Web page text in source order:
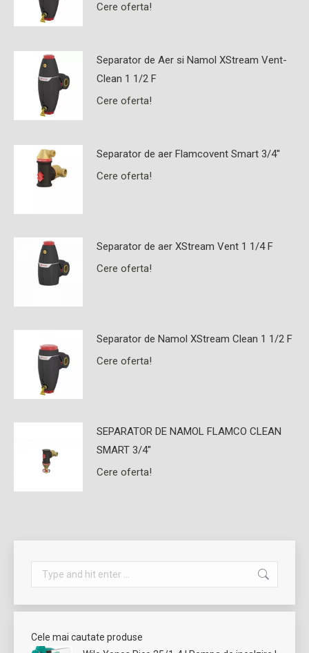
Cere oferta!
Separator de Aer si Namol XStream Vent-
Clean 1 1/2 F
Cere oferta!
Separator de aer Flamcovent Smart 3/4''
Cere oferta!
Separator de aer XStream Vent 1 1/4 F
Cere oferta!
Separator de Namol XStream Clean 1 1/2 F
Cere oferta!
SEPARATOR DE NAMOL FLAMCO CLEAN
SMART 3/4''
Cere oferta!
Search:
Cele mai cautate produse